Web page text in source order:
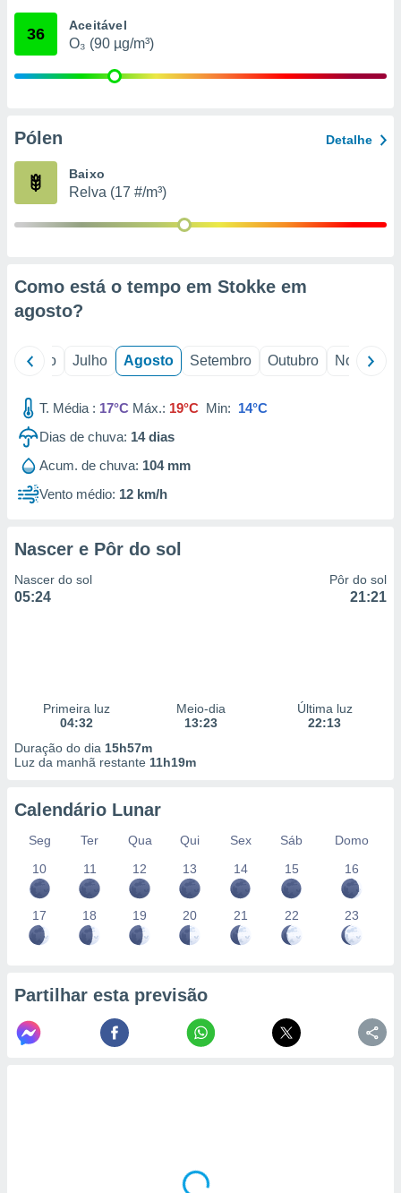
através
estudos
1199
36 Aceitável
O₃ (90 µg/m³)
Pólen Detalhe
Baixo
Relva (17 #/m³)
Como está o tempo em Stokke em
agosto?
Junho Julho Agosto Setembro Outubro Novembro
T. Média : 17°C Máx.: 19°C Min: 14°C
Dias de chuva: 14dias
Acum. de chuva: 104 mm
Vento médio: 12 km/h
Nascer e Pôr do sol
Nascer do sol
05:24
Pôr do sol
21:21
Primeira luz
04:32
Meio-dia
13:23
Última luz
22:13
Duração do dia 15h57m
Luz da manhã restante 11h19m
Calendário Lunar
Seg Ter Qua Qui Sex Sáb
Domo
10
11 12 13 14 15 16
17 18 19 20 21 22 23
Partilhar esta previsão